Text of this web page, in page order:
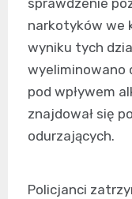
sprawdzenie
narkotyków we
wyniku tych
wyeliminowano
pod wpływem
znajdował się
odurzających.
Policjanci